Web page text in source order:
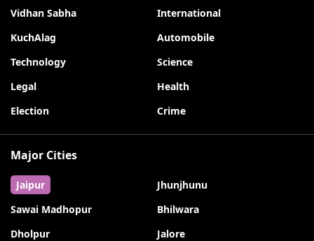
Vidhan Sabha
International
KuchAlag
Automobile
Technology
Science
Legal
Health
Election
Crime
Major Cities
Jaipur
Jhunjhunu
Sawai Madhopur
Bhilwara
Dholpur
Jalore